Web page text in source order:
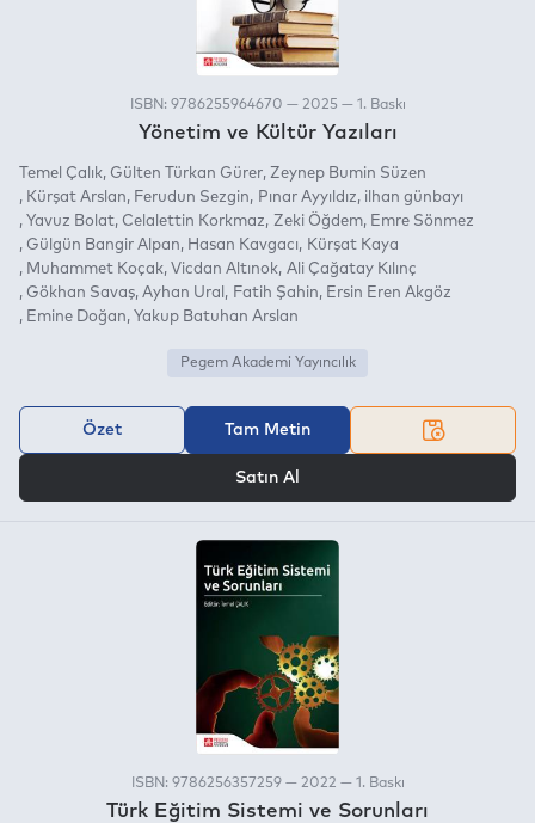
ISBN: 9786255964670 — 2025 — 1. Baskı
Yönetim ve Kültür Yazıları
Temel Çalık Gülten Türkan Gürer Zeynep Bumin Süzen
Kürşat Arslan
Ferudun Sezgin Pınar Ayyıldız
ilhan günbayı
Yavuz Bolat Celalettin Korkmaz Zeki Öğdem
Emre Sönmez
Gülgün Bangir Alpan
Hasan Kavgacı
Kürşat Kaya
Muhammet Koçak Vicdan Altınok Ali Çağatay Kılınç
Gökhan Savaş Ayhan Ural Fatih Şahin
Ersin Eren Akgöz
Emine Doğan
Yakup Batuhan Arslan
Pegem Akademi Yayıncılık
Özet Tam Metin
Satın Al
ISBN: 9786256357259 — 2022 — 1. Baskı
Türk Eğitim Sistemi ve Sorunları